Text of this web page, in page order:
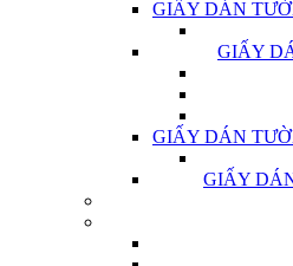
GIẤY DÁN
GIẤY
GIẤY DÁN
GIẤY